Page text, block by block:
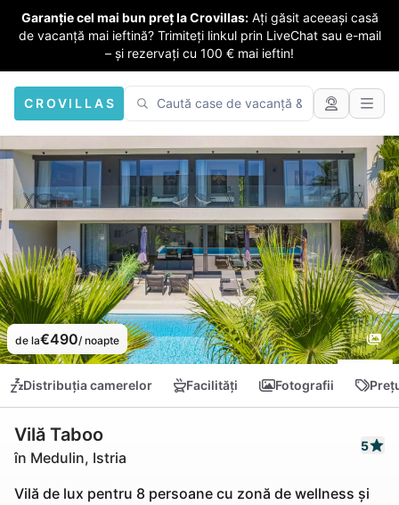
Garanție cel mai bun preț la Crovillas: Ați găsit aceeași casă
de vacanță mai ieftină? Trimiteți linkul prin LiveChat sau e-mail
– și rezervați cu 100 € mai ieftin!
CROVILLAS
de la€490/ noapte
Distribuția camerelor Facilități Fotografii
Vilă Taboo
în Medulin, Istria
5
Vilă de lux pentru 8 persoane cu zonă de wellness și